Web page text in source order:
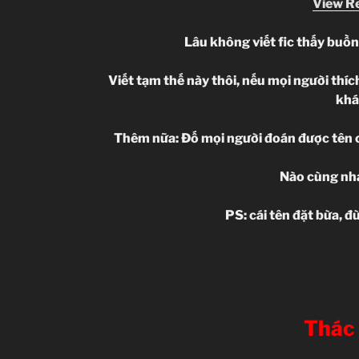
View
Lâu không viết fic thấy
Viết tạm thế này thôi, nếu mọi người
Thêm nữa: Đố mọi người đoán được
Nào cùng
PS: cái tên đặt bừa,
Thác